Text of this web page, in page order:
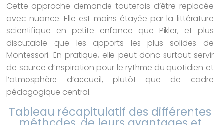
Cette approche demande toutefois d’être replacée
avec nuance. Elle est moins étayée par la littérature
scientifique en petite enfance que Pikler, et plus
discutable que les apports les plus solides de
Montessori. En pratique, elle peut donc surtout servir
de source d’inspiration pour le rythme du quotidien et
l’atmosphère d’accueil, plutôt que de cadre
pédagogique central.
Tableau récapitulatif des différentes